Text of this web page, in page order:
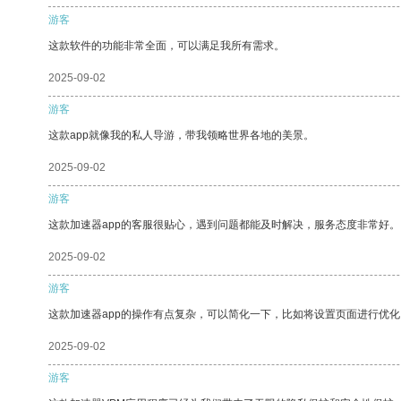
游客
这款软件的功能非常全面，可以满足我所有需求。
2025-09-02
游客
这款app就像我的私人导游，带我领略世界各地的美景。
2025-09-02
游客
这款加速器app的客服很贴心，遇到问题都能及时解决，服务态度非常好。
2025-09-02
游客
这款加速器app的操作有点复杂，可以简化一下，比如将设置页面进行优
2025-09-02
游客